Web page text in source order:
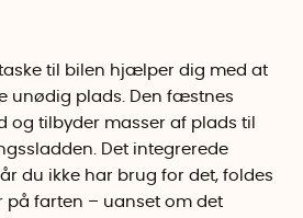
til bilen hjælper dig med at
unødig plads. Den fæstnes
og tilbyder masser af plads til
Det integrerede
du ikke har brug for det, foldes
på farten – uanset om det